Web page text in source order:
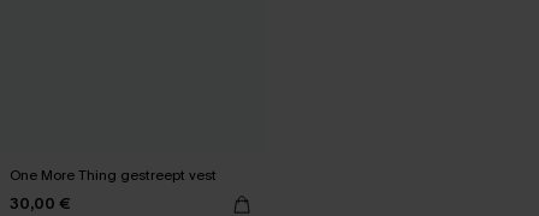
One More Thing gestreept vest
30,00 €